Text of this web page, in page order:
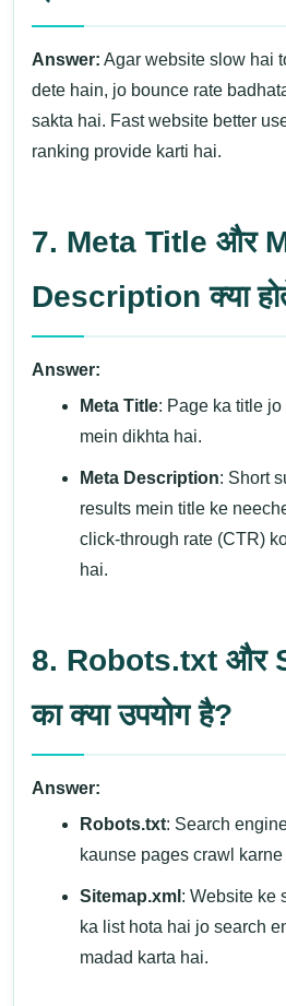
Answer: Agar website slow hai
dete hain, jo bounce rate
sakta hai. Fast website better
ranking provide karti hai.
7. Meta Title और
Description क्या
Answer:
Meta Title: Page ka title
mein dikhta hai.
Meta Description: Short
results mein title ke
click-through rate (CTR)
hai.
8. Robots.txt और
का क्या उपयोग है?
Answer:
Robots.txt: Search
kaunse pages crawl
Sitemap.xml : Website ke
ka list hota hai jo search
madad karta hai.